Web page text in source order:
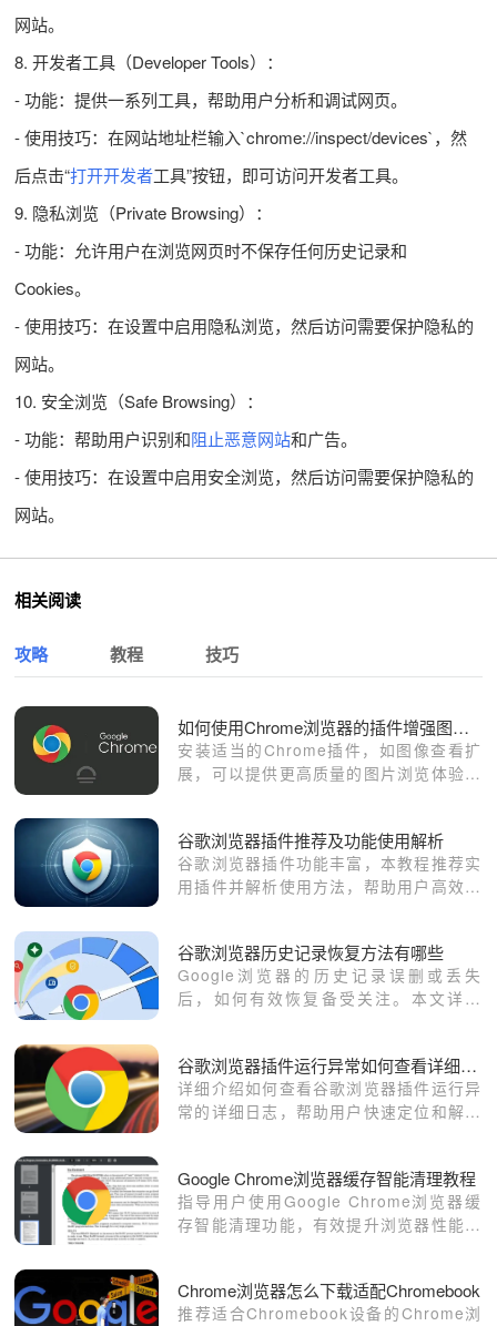
网站。
8. 开发者工具（Developer Tools）：
- 功能：提供一系列工具，帮助用户分析和调试网页。
- 使用技巧：在网站地址栏输入`chrome://inspect/devices`，然
后点击“打开开发者工具”按钮，即可访问开发者工具。
9. 隐私浏览（Private Browsing）：
- 功能：允许用户在浏览网页时不保存任何历史记录和
Cookies。
- 使用技巧：在设置中启用隐私浏览，然后访问需要保护隐私的
网站。
10. 安全浏览（Safe Browsing）：
- 功能：帮助用户识别和阻止恶意网站和广告。
- 使用技巧：在设置中启用安全浏览，然后访问需要保护隐私的
网站。
相关阅读
攻略 教程 技巧
如何使用Chrome浏览器的插件增强图片查看体验
安装适当的Chrome插件，如图像查看扩
展，可以提供更高质量的图片浏览体验，
谷歌浏览器插件推荐及功能使用解析
谷歌浏览器插件功能丰富，本教程推荐实
用插件并解析使用方法，帮助用户高效扩
谷歌浏览器历史记录恢复方法有哪些
Google浏览器的历史记录误删或丢失
后，如何有效恢复备受关注。本文详解
谷歌浏览器插件运行异常如何查看详细日志
详细介绍如何查看谷歌浏览器插件运行异
常的详细日志，帮助用户快速定位和解决
Google Chrome浏览器缓存智能清理教程
指导用户使用Google Chrome浏览器缓
存智能清理功能，有效提升浏览器性能和
Chrome浏览器怎么下载适配Chromebook
推荐适合Chromebook设备的Chrome浏